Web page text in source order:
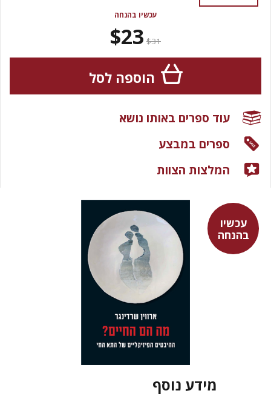
עכשיו
בהנחה
מידע נוסף
עכשיו בהנחה
$31
$23
הוספה לסל
עוד ספרים באותו נושא
ספרים במבצע
המלצות הצוות